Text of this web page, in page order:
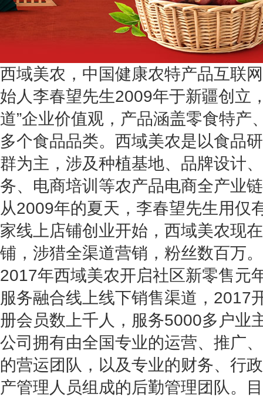
西域美农，中国健康农特产品互联
始人李春望先生2009年于新疆创立
道”企业价值观，产品涵盖零食特产
多个食品品类。 西域美农是以食品
群为主，涉及种植基地、品牌设计
务、电商培训等农产品电商全产业
从2009年的夏天，李春望先生用仅
家线上店铺创业开始，西域美农现
铺，涉猎全渠道营销，粉丝数百万。
2017年西域美农开启社区新零售元
服务融合线上线下销售渠道，2017
册会员数上千人，服务5000多户业
公司拥有由全国专业的运营、推广
的营运团队，以及专业的财务、行
产管理人员组成的后勤管理团队。